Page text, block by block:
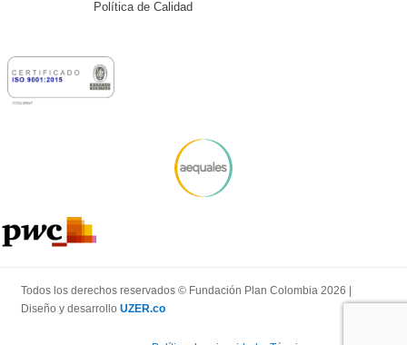
Política de Calidad
Todos los derechos reservados © Fundación Plan Colombia 2026 |
Diseño y desarrollo UZER.co